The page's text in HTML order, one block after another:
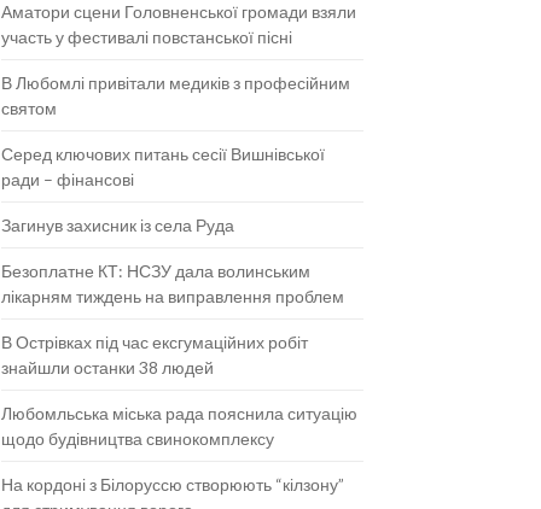
Аматори сцени Головненської громади взяли
участь у фестивалі повстанської пісні
В Любомлі привітали медиків з професійним
святом
Серед ключових питань сесії Вишнівської
ради – фінансові
Загинув захисник із села Руда
Безоплатне КТ: НСЗУ дала волинським
лікарням тиждень на виправлення проблем
В Острівках під час ексгумаційних робіт
знайшли останки 38 людей
Любомльська міська рада пояснила ситуацію
щодо будівництва свинокомплексу
На кордоні з Білоруссю створюють “кілзону”